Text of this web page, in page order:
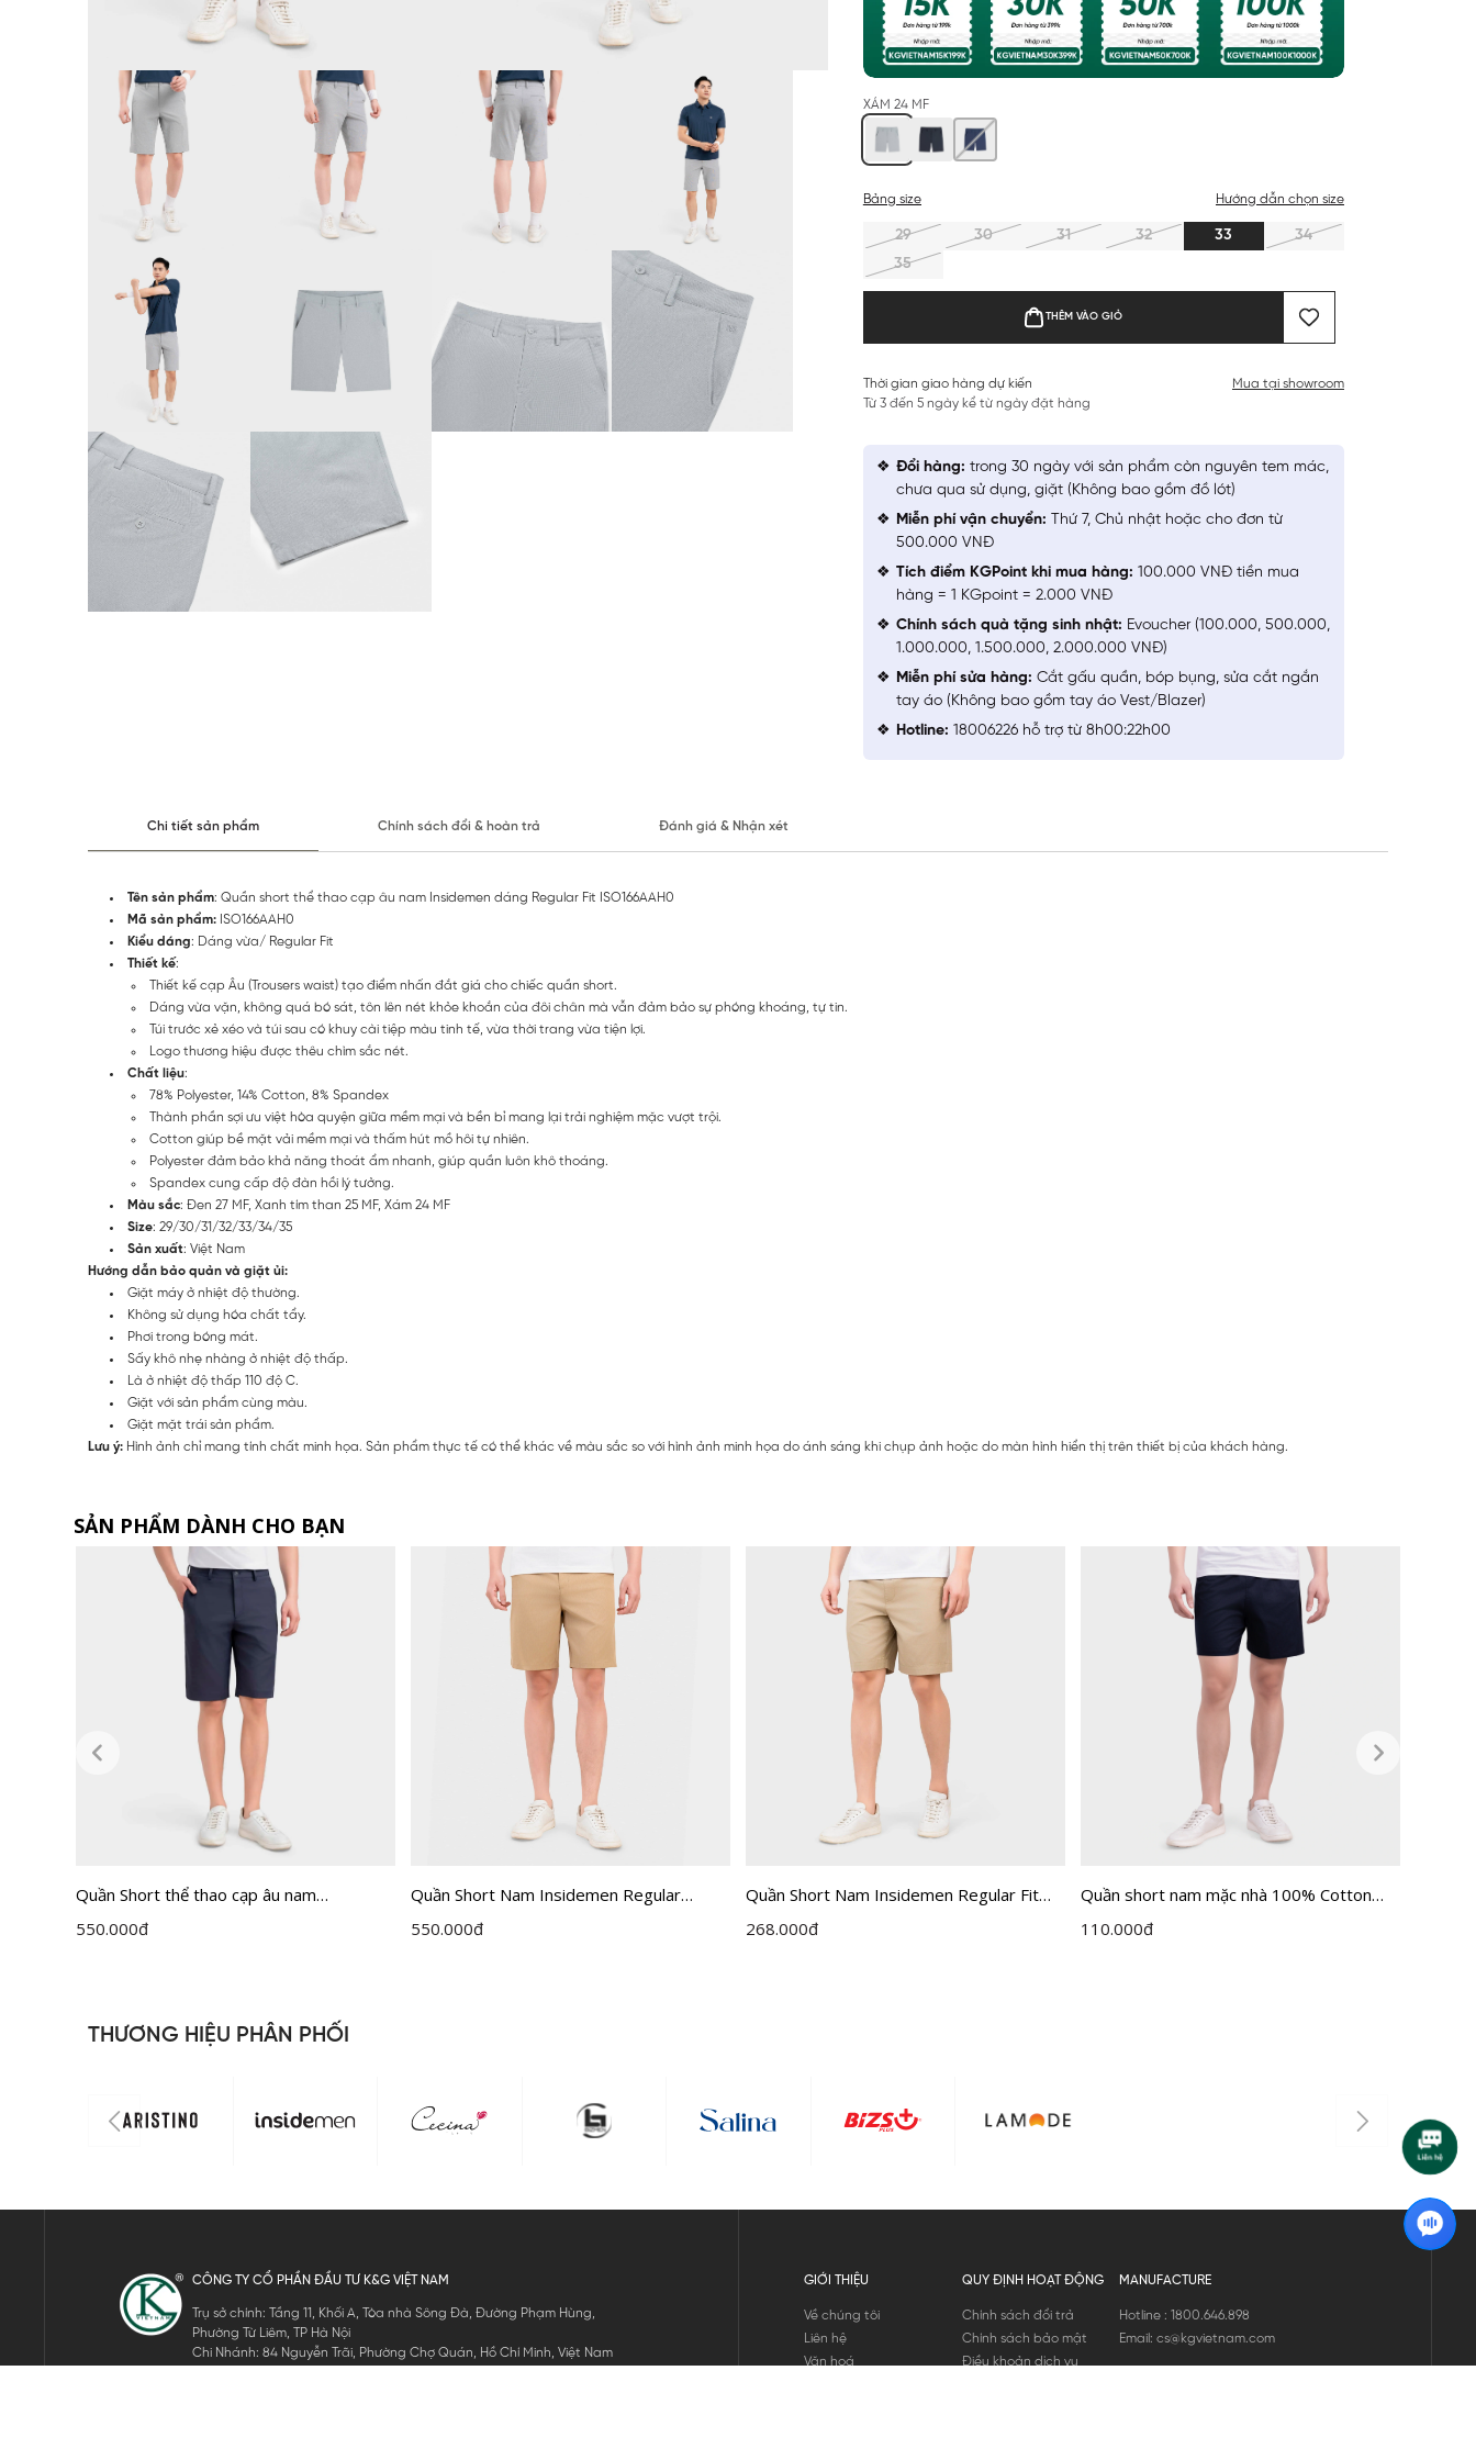
XÁM 24 MF
Bảng size Hướng dẫn chọn size
29 30 31 32 33
34
35
THÊM VÀO GIỎ
Thời gian giao hàng dự kiến
Từ 3 đến 5 ngày kể từ ngày đặt hàng
Mua tại showroom
Đổi hàng: trong 30 ngày với sản phẩm còn nguyên tem mác,
chưa qua sử dụng, giặt (Không bao gồm đồ lót)
Miễn phí vận chuyển: Thứ 7, Chủ nhật hoặc cho đơn từ
500.000 VNĐ
Tích điểm KGPoint khi mua hàng: 100.000 VNĐ tiền mua
hàng = 1 KGpoint = 2.000 VNĐ
Chính sách quà tặng sinh nhật: Evoucher (100.000, 500.000,
1.000.000, 1.500.000, 2.000.000 VNĐ)
Miễn phí sửa hàng: Cắt gấu quần, bóp bụng, sửa cắt ngắn
tay áo (Không bao gồm tay áo Vest/Blazer)
Hotline: 18006226 hỗ trợ từ 8h00:22h00
Chi tiết sản phẩm Chính sách đổi & hoàn trả Đánh giá & Nhận xét
Tên sản phẩm: Quần short thể thao cạp âu nam Insidemen dáng Regular Fit ISO166AAH0
Mã sản phẩm: ISO166AAH0
Kiểu dáng: Dáng vừa/ Regular Fit
Thiết kế:
Thiết kế cạp Âu (Trousers waist) tạo điểm nhấn đắt giá cho chiếc quần short.
Dáng vừa vặn, không quá bó sát, tôn lên nét khỏe khoắn của đôi chân mà vẫn đảm bảo sự phóng khoáng, tự tin.
Túi trước xẻ xéo và túi sau có khuy cài tiệp màu tinh tế, vừa thời trang vừa tiện lợi.
Logo thương hiệu được thêu chìm sắc nét.
Chất liệu:
78% Polyester, 14% Cotton, 8% Spandex
Thành phần sợi ưu việt hòa quyện giữa mềm mại và bền bỉ mang lại trải nghiệm mặc vượt trội.
Cotton giúp bề mặt vải mềm mại và thấm hút mồ hôi tự nhiên.
Polyester đảm bảo khả năng thoát ẩm nhanh, giúp quần luôn khô thoáng.
Spandex cung cấp độ đàn hồi lý tưởng.
Màu sắc: Đen 27 MF, Xanh tím than 25 MF, Xám 24 MF
Size: 29/30/31/32/33/34/35
Sản xuất: Việt Nam
Hướng dẫn bảo quản và giặt ủi:
Giặt máy ở nhiệt độ thường.
Không sử dụng hóa chất tẩy.
Phơi trong bóng mát.
Sấy khô nhẹ nhàng ở nhiệt độ thấp.
Là ở nhiệt độ thấp 110 độ C.
Giặt với sản phẩm cùng màu.
Giặt mặt trái sản phẩm.
Lưu ý: Hình ảnh chỉ mang tính chất minh họa. Sản phẩm thực tế có thể khác về màu sắc so với hình ảnh minh họa do ánh sáng khi chụp ảnh hoặc do màn hình hiển thị trên thiết bị của khách hàng.
SẢN PHẨM DÀNH CHO BẠN
Quần Short thể thao cạp âu nam
Insidemen dáng Regular Fit ISOG01FAH0
550.000đ
Quần Short Nam Insidemen Regular
ISO164AAH0
550.000đ
Quần Short Nam Insidemen Regular Fit
ISO500EDP01
268.000đ
Quần short nam mặc nhà 100% Cotton
Insidemen ISO8000H0
110.000đ
THƯƠNG HIỆU PHÂN PHỐI
CÔNG TY CỔ PHẦN ĐẦU TƯ K&G VIỆT NAM
Trụ sở chính: Tầng 11, Khối A, Tòa nhà Sông Đà, Đường Phạm Hùng,
Phường Từ Liêm, TP Hà Nội
Chi Nhánh: 84 Nguyễn Trãi, Phường Chợ Quán, Hồ Chí Minh, Việt Nam
GIỚI THIỆU
Về chúng tôi
Liên hệ
Văn hoá
QUY ĐỊNH HOẠT ĐỘNG
Chính sách đổi trả
Chính sách bảo mật
Điều khoản dịch vụ
MANUFACTURE
Hotline : 1800.646.898
Email: cs@kgvietnam.com